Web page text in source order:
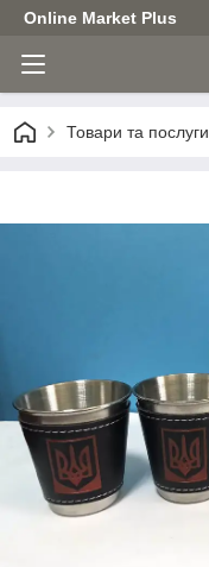
Online Market Plus
Товари та послуги